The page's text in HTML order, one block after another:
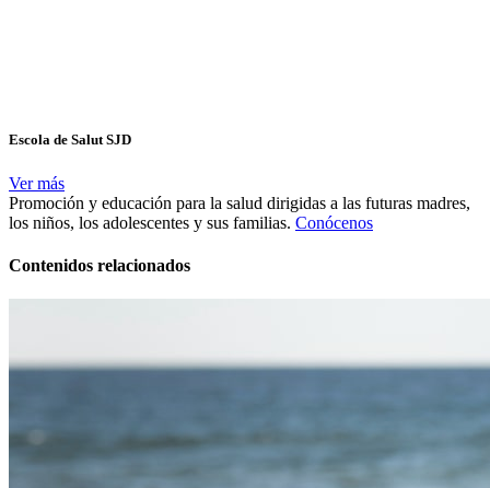
Escola de Salut SJD
Ver más
Promoción y educación para la salud dirigidas a las futuras madres,
los niños, los adolescentes y sus familias. Conócenos
Contenidos relacionados